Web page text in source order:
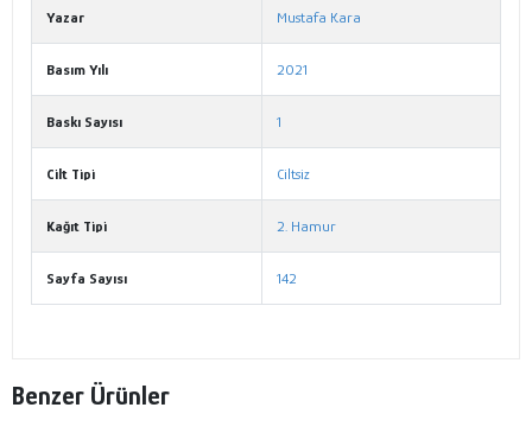
Yazar Mustafa Kara
Basım Yılı 2021
Baskı Sayısı 1
Cilt Tipi Ciltsiz
Kağıt Tipi 2. Hamur
Sayfa Sayısı 142
Benzer Ürünler